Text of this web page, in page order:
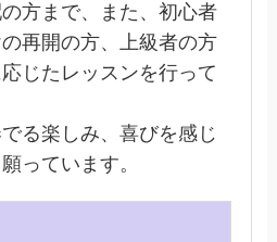
方まで、また、初心者
再開の方、上級者の方
じたレッスンを行って
る楽しみ、喜びを感じ
っています。